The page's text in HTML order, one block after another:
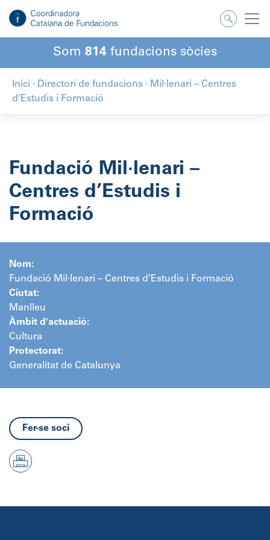
contingut
Som 814 fundacions sòcies
Inici · Directori de fundacions · Mil·lenari – Centres
d’Estudis i Formació
Fundació Mil·lenari –
Centres d’Estudis i
Formació
Nom:
Fundació Mil·lenari – Centres d’Estudis i Formació
Ciutat:
Manlleu
Àmbit d'actuació:
Cultura
Protectorat:
Generalitat de Catalunya
Fer-se soci